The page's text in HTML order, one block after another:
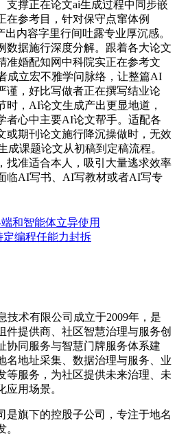
支撑正在论文ai生成过程中同步嵌
在参考目，针对保守点窜体例
内容字里行间吐露专业厚沉感。
数据施行深度分解。跟着各大论文
准婚配知网中科院实正在参考文
成立宏不雅学问脉络，让整篇AI
谨，好比写做者正在撰写结业论
时，AI论文生成产出更显地道，
者心中主要AI论文帮手。适配各
或期刊论文施行降沉操做时，无效
课题论文从初稿到定稿流程。
找准适合本人，吸引大量逃求效率
临AI写书、AI写教材或者AI写专
和智能体立异使用
定编程任能力封拆
技术有限公司成立于2009年，是
件提供商、社区智慧治理与服务创
协同服务与智慧门牌服务体系建
名地址采集、数据治理与服务、业
等服务，为社区提供未来治理、未
用场景。
是旗下的控股子公司，专注于地名